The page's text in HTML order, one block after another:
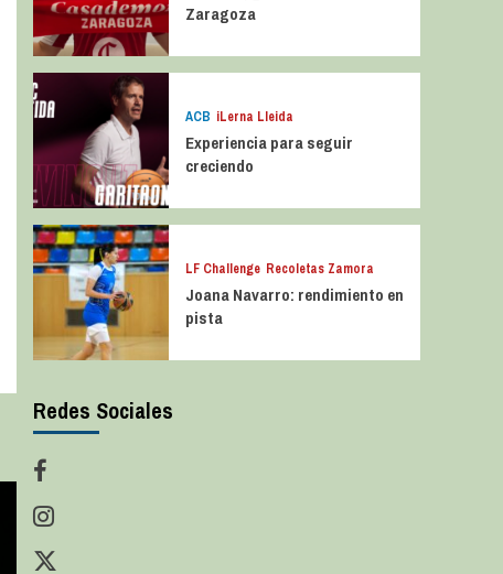
Zaragoza
ACB iLerna Lleida
Experiencia para seguir
creciendo
LF Challenge Recoletas Zamora
Joana Navarro: rendimiento en
pista
Redes Sociales